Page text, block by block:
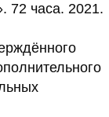
часа. 2021.